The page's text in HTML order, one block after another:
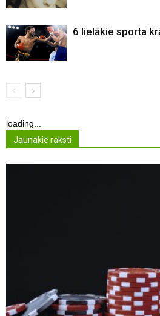
6 lielākie sporta
loading...
Jaunakie raksti